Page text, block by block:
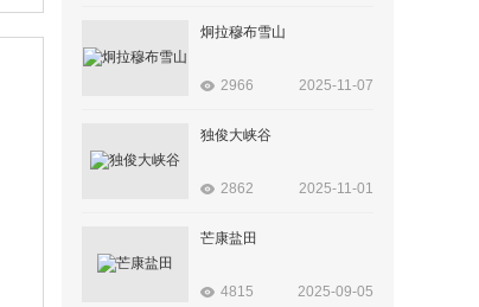
炯拉穆布雪山
2966 2025-11-07
独俊大峡谷
2862 2025-11-01
芒康盐田
4815 2025-09-05